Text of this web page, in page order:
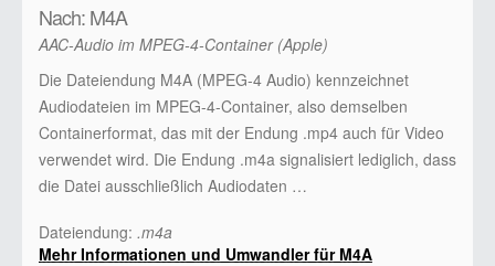
Nach: M4A
AAC-Audio im MPEG-4-Container (Apple)
Die Dateiendung M4A (MPEG-4 Audio) kennzeichnet
Audiodateien im MPEG-4-Container, also demselben
Containerformat, das mit der Endung .mp4 auch für Video
verwendet wird. Die Endung .m4a signalisiert lediglich, dass
die Datei ausschließlich Audiodaten …
Dateiendung: .m4a
Mehr Informationen und Umwandler für M4A